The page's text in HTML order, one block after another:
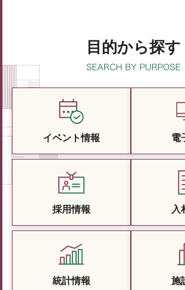
目的から探す
イベント情報 電
採用情報 入
統計情報 施